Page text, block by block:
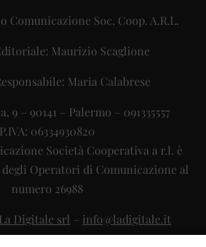
Comunicazione Soc. Coop. A.R.L.
Maurizio Scaglione
Maria Calabrese
9 – 90141 – Palermo – 091335557
P.IVA: 06334930820
Società Cooperativa a r.l. è
Operatori di Comunicazione al
numero 26988
La Digitale srl – info@ladigitale.it